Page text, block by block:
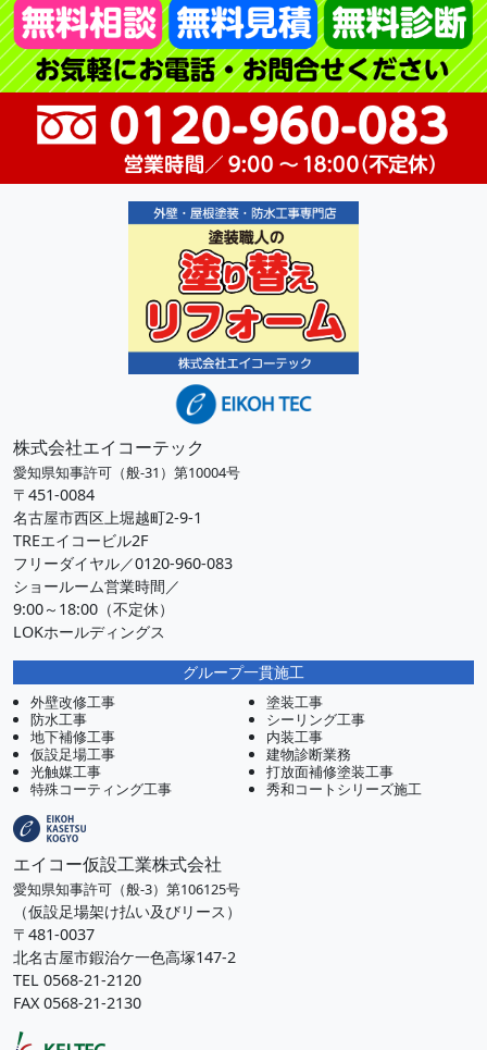
株式会社エイコーテック
愛知県知事許可（般-31）第10004号
〒451-0084
名古屋市西区上堀越町2-9-1
TREエイコービル2F
フリーダイヤル／0120-960-083
ショールーム営業時間／
9:00～18:00（不定休）
LOKホールディングス
グループ一貫施工
外壁改修工事
塗装工事
防水工事
シーリング工事
地下補修工事
内装工事
仮設足場工事
建物診断業務
光触媒工事
打放面補修塗装工事
特殊コーティング工事
秀和コートシリーズ施工
エイコー仮設工業株式会社
愛知県知事許可（般-3）第106125号
（仮設足場架け払い及びリース）
〒481-0037
北名古屋市鍜治ケ一色高塚147-2
TEL 0568-21-2120
FAX 0568-21-2130